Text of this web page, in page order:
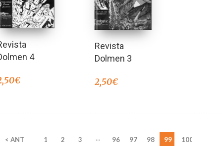
4
€
Revista
Dolmen 3
2,50€
< ANT 1 2 3 … 96 97 98 99
100